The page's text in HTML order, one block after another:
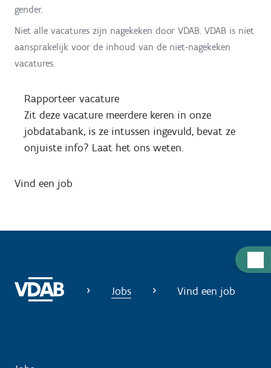
u
gender.
Niet alle vacatures zijn nagekeken door VDAB. VDAB is niet
aansprakelijk voor de inhoud van de niet-nagekeken
vacatures.
Rapporteer vacature
Zit deze vacature meerdere keren in onze
jobdatabank, is ze intussen ingevuld, bevat ze
onjuiste info? Laat het ons weten.
Vind een job
Jobs Vind een job